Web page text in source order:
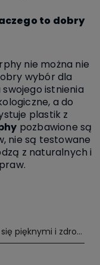
to dobry
nie można nie
wybór dla
istnienia
a do
plastik z
pozbawione są
nie są testowane
z naturalnych i
pięknymi i